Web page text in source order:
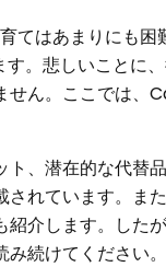
てはあまりにも
。悲しいことに
ん。ここでは、
、潜在的な代替
れています。ま
介します。した
続けてください。